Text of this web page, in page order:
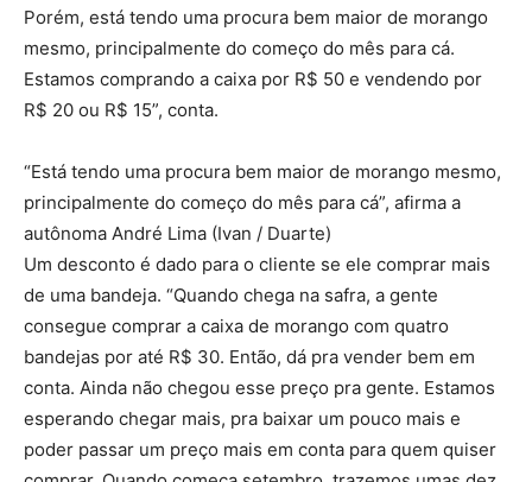
Porém, está tendo uma procura bem maior de morango
mesmo, principalmente do começo do mês para cá.
Estamos comprando a caixa por R$ 50 e vendendo por
R$ 20 ou R$ 15”, conta.
“Está tendo uma procura bem maior de morango mesmo,
principalmente do começo do mês para cá”, afirma a
autônoma André Lima (Ivan / Duarte)
Um desconto é dado para o cliente se ele comprar mais
de uma bandeja. “Quando chega na safra, a gente
consegue comprar a caixa de morango com quatro
bandejas por até R$ 30. Então, dá pra vender bem em
conta. Ainda não chegou esse preço pra gente. Estamos
esperando chegar mais, pra baixar um pouco mais e
poder passar um preço mais em conta para quem quiser